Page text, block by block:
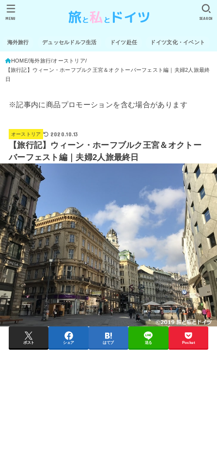
海外旅行 デュッセルドルフ生活 ドイツ赴任 ドイツ文化・イベント
SEARCH
MENU
HOME 海外旅行 オーストリア
【旅行記】ウィーン・ホーフブルク王宮＆オクトーバーフェスト編｜夫婦2人旅最終
日
※記事内に商品プロモーションを含む場合があります
オーストリア 2020.10.13
【旅行記】ウィーン・ホーフブルク王宮＆オクトー
バーフェスト編｜夫婦2人旅最終日
ポスト シェア はてブ 送る Pocket